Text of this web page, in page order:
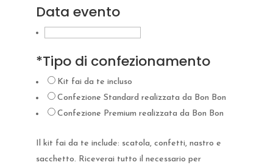
Data evento
*Tipo di confezionamento
Kit fai da te incluso
Confezione Standard realizzata da Bon Bon
Confezione Premium realizzata da Bon Bon
Il kit fai da te include: scatola, confetti, nastro e
sacchetto. Riceverai tutto il necessario per